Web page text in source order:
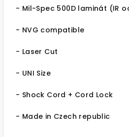
- Mil-Spec 500D laminát (IR
- NVG compatible
- Laser Cut
- UNI Size
- Shock Cord + Cord Lock
- Made in Czech republic